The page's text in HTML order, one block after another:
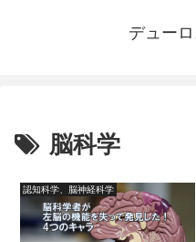
デュー
脳科学
認知科学、脳神経科学